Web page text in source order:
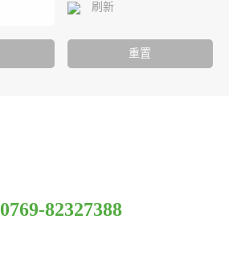
刷新
0769-82327388